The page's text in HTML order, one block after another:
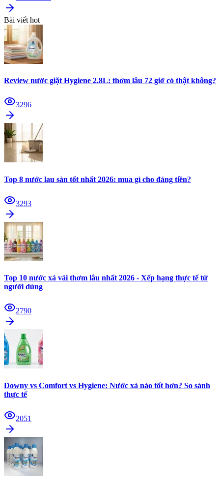
Bài viết hot
Review nước giặt Hygiene 2.8L: thơm lâu 72 giờ có thật không?
3296
Top 8 nước lau sàn tốt nhất 2026: mua gì cho đáng tiền?
3293
Top 10 nước xả vải thơm lâu nhất 2026 - Xếp hạng thực tế từ
người dùng
2790
Downy vs Comfort vs Hygiene: Nước xả nào tốt hơn? So sánh
thực tế
2051